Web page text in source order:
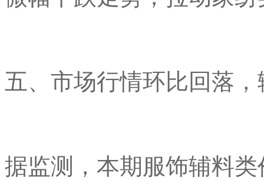
五、市场行情环比回落
据监测，本期服饰辅料